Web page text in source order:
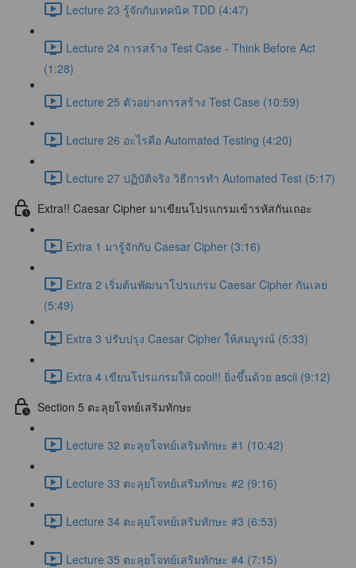
Lecture 23 รู้จักกับเทคนิค TDD (4:47)
Lecture 24 การสร้าง Test Case - Think Before Act
(1:28)
Lecture 25 ตัวอย่างการสร้าง Test Case (10:59)
Lecture 26 อะไรคือ Automated Testing (4:20)
Lecture 27 ปฏิบัติจริง วิธีการทำ Automated Test (5:17)
Extra!! Caesar Cipher มาเขียนโปรแกรมเข้ารหัสกันเถอะ
Extra 1 มารู้จักกับ Caesar Cipher (3:16)
Extra 2 เริ่มต้นพัฒนาโปรแกรม Caesar Cipher กันเลย
(5:49)
Extra 3 ปรับปรุง Caesar Cipher ให้สมบูรณ์ (5:33)
Extra 4 เขียนโปรแกรมให้ cool!! ยิ่งขึ้นด้วย ascii (9:12)
Section 5 ตะลุยโจทย์เสริมทักษะ
Lecture 32 ตะลุยโจทย์เสริมทักษะ #1 (10:42)
Lecture 33 ตะลุยโจทย์เสริมทักษะ #2 (9:16)
Lecture 34 ตะลุยโจทย์เสริมทักษะ #3 (6:53)
Lecture 35 ตะลุยโจทย์เสริมทักษะ #4 (7:15)